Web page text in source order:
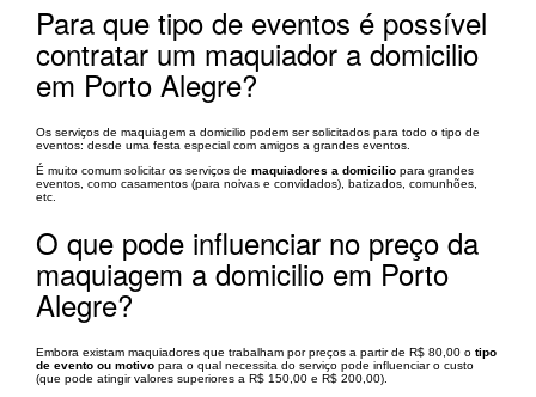
Para que tipo de eventos é possível
contratar um maquiador a domicilio
em Porto Alegre?
Os serviços de maquiagem a domicilio podem ser solicitados para todo o tipo de
eventos: desde uma festa especial com amigos a grandes eventos.
É muito comum solicitar os serviços de maquiadores a domicilio para grandes
eventos, como casamentos (para noivas e convidados), batizados, comunhões,
etc.
O que pode influenciar no preço da
maquiagem a domicilio em Porto
Alegre?
Embora existam maquiadores que trabalham por preços a partir de R$ 80,00 o tipo
de evento ou motivo para o qual necessita do serviço pode influenciar o custo
(que pode atingir valores superiores a R$ 150,00 e R$ 200,00).